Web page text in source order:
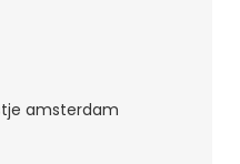
amsterdam